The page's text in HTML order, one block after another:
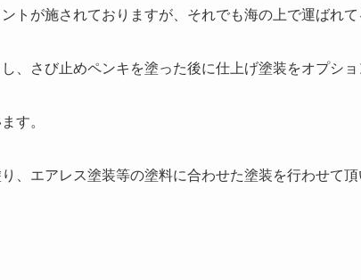
トが施されておりますが、それでも海の上で運ばれて
、さび止めペンキを塗った後に仕上げ塗装をオプショ
す。
、エアレス塗装等の塗料に合わせた塗装を行わせて頂